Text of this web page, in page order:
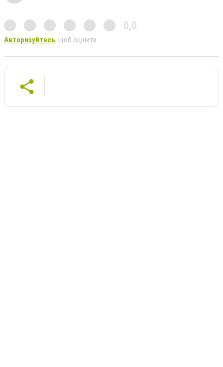
0,0
Авторизуйтесь, щоб оцінити